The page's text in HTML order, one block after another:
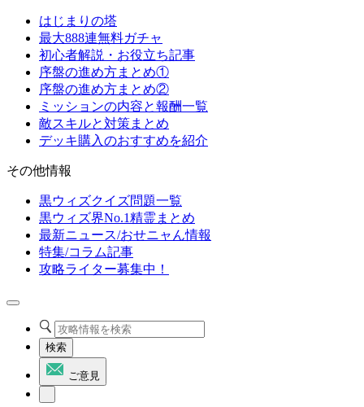
はじまりの塔
最大888連無料ガチャ
初心者解説・お役立ち記事
序盤の進め方まとめ①
序盤の進め方まとめ②
ミッションの内容と報酬一覧
敵スキルと対策まとめ
デッキ購入のおすすめを紹介
その他情報
黒ウィズクイズ問題一覧
黒ウィズ界No.1精霊まとめ
最新ニュース/おせニャん情報
特集/コラム記事
攻略ライター募集中！
検索
ご意見